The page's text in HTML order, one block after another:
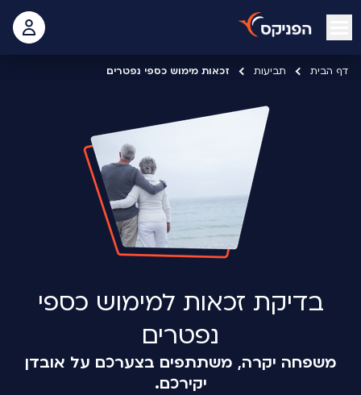
open mobile menu
דף הבית תביעות זכאות מימוש כספי נפטרים
בדיקת זכאות למימוש כספי
נפטרים
משפחה יקרה, משתתפים בצערכם על אובדן
יקירכם.